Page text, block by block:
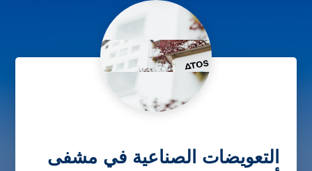
التعويضات الصناعية في مشفى